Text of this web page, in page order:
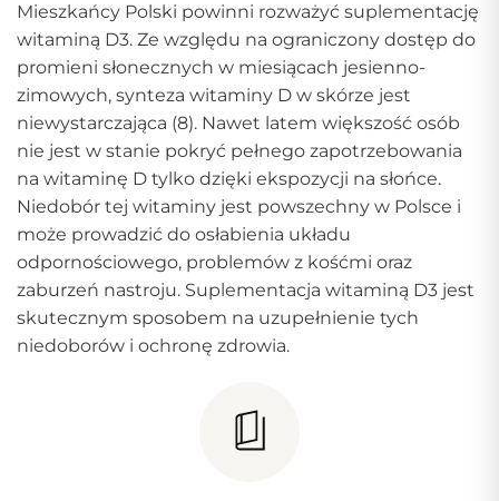
Mieszkańcy Polski powinni rozważyć suplementację
witaminą D3. Ze względu na ograniczony dostęp do
promieni słonecznych w miesiącach jesienno-
zimowych, synteza witaminy D w skórze jest
niewystarczająca (8). Nawet latem większość osób
nie jest w stanie pokryć pełnego zapotrzebowania
na witaminę D tylko dzięki ekspozycji na słońce.
Niedobór tej witaminy jest powszechny w Polsce i
może prowadzić do osłabienia układu
odpornościowego, problemów z kośćmi oraz
zaburzeń nastroju. Suplementacja witaminą D3 jest
skutecznym sposobem na uzupełnienie tych
niedoborów i ochronę zdrowia.